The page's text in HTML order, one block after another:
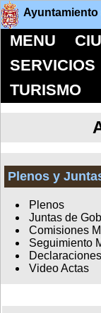
Ayuntamiento
MENU
SERVICIOS
TURISMO
Plenos y
Plenos
Juntas de
Comisiones
Seguimiento
Video Actas